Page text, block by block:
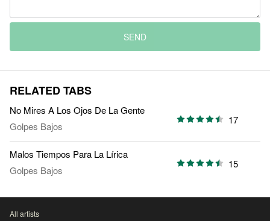
SEND
RELATED TABS
No Mires A Los Ojos De La Gente
Golpes Bajos
17
Malos Tiempos Para La Lírica
Golpes Bajos
15
All artists